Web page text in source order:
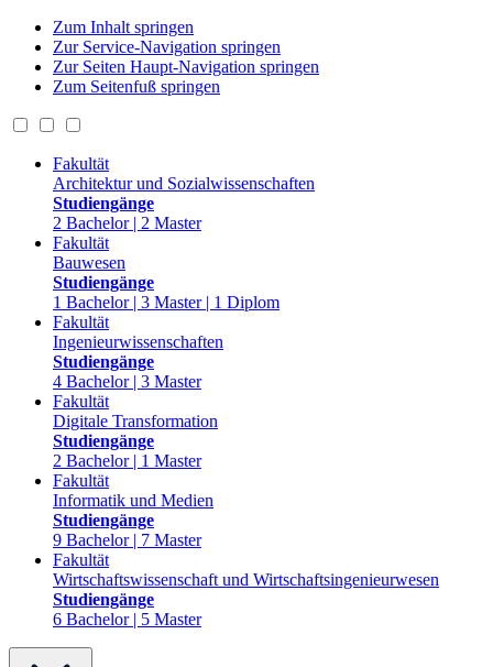
Zum Inhalt springen
Zur Service-Navigation springen
Zur Seiten Haupt-Navigation springen
Zum Seitenfuß springen
Fakultät
Architektur und Sozialwissenschaften
Studiengänge
2 Bachelor | 2 Master
Fakultät
Bauwesen
Studiengänge
1 Bachelor | 3 Master | 1 Diplom
Fakultät
Ingenieurwissenschaften
Studiengänge
4 Bachelor | 3 Master
Fakultät
Digitale Transformation
Studiengänge
2 Bachelor | 1 Master
Fakultät
Informatik und Medien
Studiengänge
9 Bachelor | 7 Master
Fakultät
Wirtschaftswissenschaft und Wirtschaftsingenieurwesen
Studiengänge
6 Bachelor | 5 Master